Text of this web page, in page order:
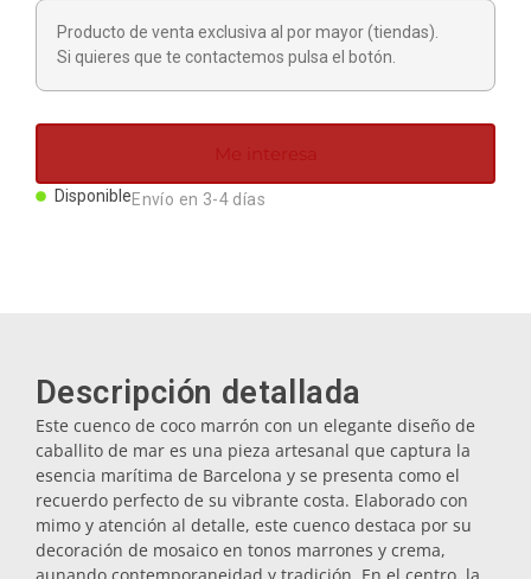
Figuras
Llaveros
Posavasos
Tapones
Producto de venta exclusiva al por mayor (tiendas).
Si quieres que te contactemos pulsa el botón.
Me interesa
DisponibleEnvío en 3-4 días
Descripción detallada
Este cuenco de coco marrón con un elegante diseño de
caballito de mar es una pieza artesanal que captura la
esencia marítima de Barcelona y se presenta como el
recuerdo perfecto de su vibrante costa. Elaborado con
mimo y atención al detalle, este cuenco destaca por su
decoración de mosaico en tonos marrones y crema,